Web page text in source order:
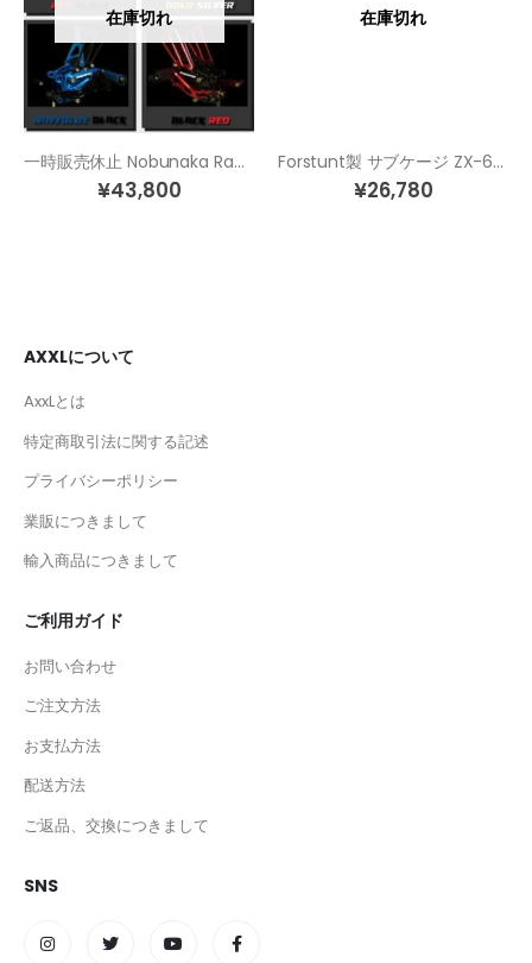
在庫切れ
一時販売休止 Nobunaka Racing カラーバックステップ
¥43,800
在庫切れ
Forstunt製 サブケージ ZX-6R(03-04)
¥26,780
AXXLについて
AxxLとは
特定商取引法に関する記述
プライバシーポリシー
業販につきまして
輸入商品につきまして
ご利用ガイド
お問い合わせ
ご注文方法
お支払方法
配送方法
ご返品、交換につきまして
SNS